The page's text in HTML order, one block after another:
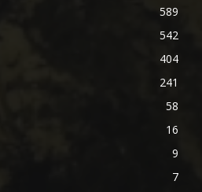
589
542
404
241
58
16
9
7